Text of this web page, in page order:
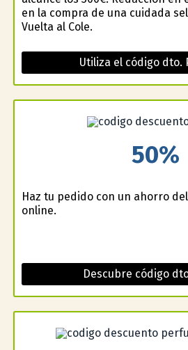
en la compra de una cuidada
Vuelta al Cole.
Utiliza el código dto.
50%
Haz tu pedido con un ahorro
online.
Descubre código